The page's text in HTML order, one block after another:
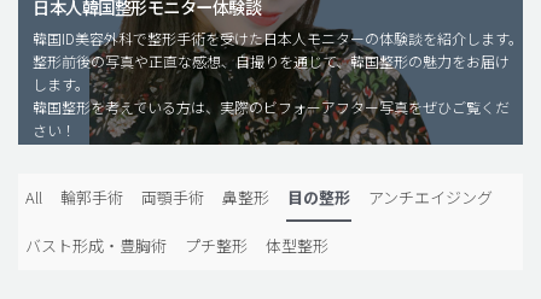
二重・目元整形
脂肪注入(アンチエイジング)
豊胸手術・バストアップ
プチ整形
idリアルストーリー
日本人韓国整形モニター体験談
韓国ID美容外科で整形手術を受けた日本人モニターの体験談を紹介します。
整形前後の写真や正直な感想、自撮りを通じて、韓国整形の魅力をお届け
します。
韓国整形を考えている方は、実際のビフォーアフター写真をぜひご覧くだ
さい！
All 輪郭手術 両顎手術 鼻整形 目の整形 アンチエイジング
バスト形成・豊胸術 プチ整形 体型整形